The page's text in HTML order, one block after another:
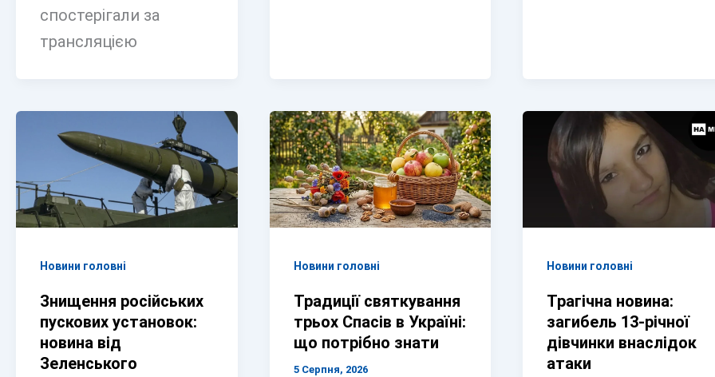
спостерігали за
трансляцією
Новини головні
Знищення російських
пускових установок:
новина від
Зеленського
Новини головні
Традиції святкування
трьох Спасів в Україні:
що потрібно знати
5 Серпня, 2026
Новини головні
Трагічна новина:
загибель 13-річної
дівчинки внаслідок
атаки